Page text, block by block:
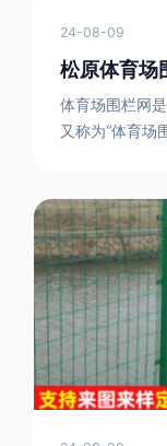
24-08-09
松原体育场
体育场围栏网
又称为“体育场
整。体育场围
纤维网、玻璃
不同的特点和
腐蚀、耐磨损
气性好等特点